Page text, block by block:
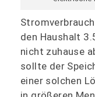
den Haushalt
nicht zuhause
sollte der
einer solchen